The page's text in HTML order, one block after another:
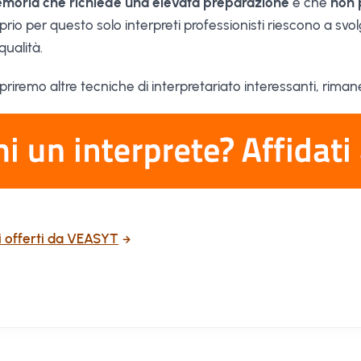
per questo solo interpreti professionisti riescono a
altre tecniche di interpretariato interessanti,
da VEASYT